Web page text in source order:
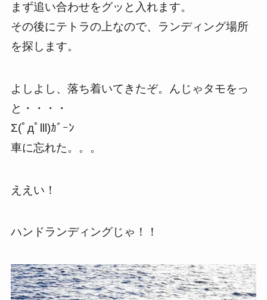
まず追い合わせをグッと入れます。
その後にテトラの上なので、ランディング場所
を探します。
よしよし、落ち着いてきたぞ。んじゃタモをっ
と・・・・
Σ(ﾟдﾟlll)ｶﾞｰﾝ
車に忘れた。。。
ええい！
ハンドランディングじゃ！！